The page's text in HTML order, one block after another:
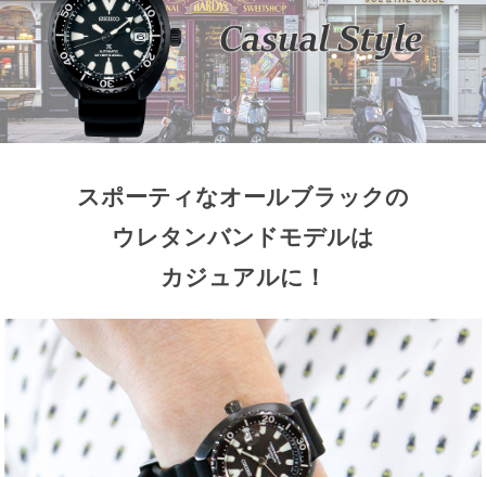
スポーティなオールブラックの
ウレタンバンドモデルは
カジュアルに！